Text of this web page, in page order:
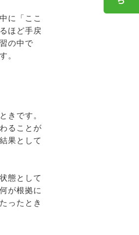
に「ここ
ほど手戻
の中で
。
きです。
ることが
果として
態として
が根拠に
ったとき